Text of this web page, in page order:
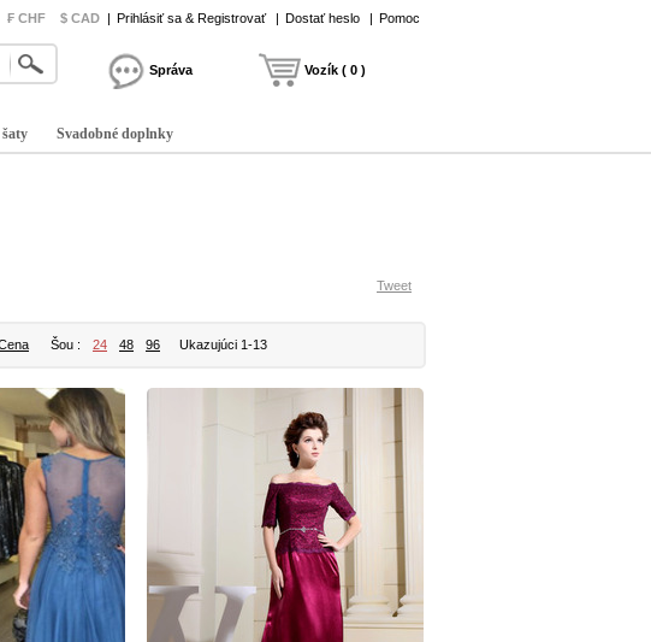
₣ CHF $ CAD | Prihlásiť sa & Registrovať | Dostať heslo | Pomoc
Správa Vozík ( 0 )
Svadobné doplnky
Tweet
Šou : 24 48 96 Ukazujúci 1-13